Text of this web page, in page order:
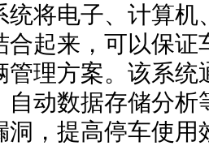
统将电子、计算
合起来，可以保
管理方案。该系
自动数据存储分
洞，提高停车使